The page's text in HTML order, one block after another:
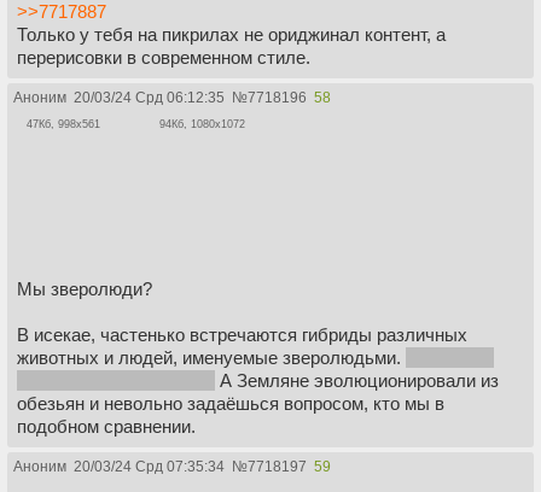
>>7717887
Только у тебя на пикрилах не ориджинал контент, а
перерисовки в современном стиле.
Аноним 20/03/24 Срд 06:12:35 №7718196 58
47Кб, 998x561 94Кб, 1080x1072
Мы зверолюди?
В исекае, частенько встречаются гибриды различных
животных и людей, именуемые зверолюдьми.
А Земляне эволюционировали из
обезьян и невольно задаёшься вопросом, кто мы в
подобном сравнении.
Аноним 20/03/24 Срд 07:35:34 №7718197 59